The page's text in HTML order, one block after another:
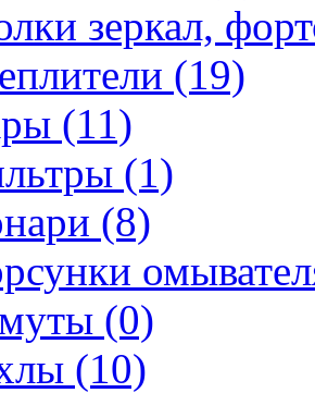
зеркал,
(19)
(11)
(1)
(8)
(0)
(10)